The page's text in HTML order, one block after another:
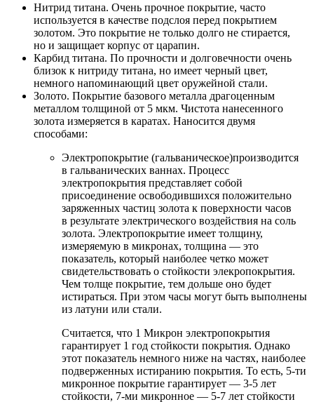
Нитрид титана. Очень прочное покрытие, часто
используется в качестве подслоя перед покрытием
золотом. Это покрытие не только долго не стирается,
но и защищает корпус от царапин.
Карбид титана. По прочности и долговечности очень
близок к нитриду титана, но имеет черный цвет,
немного напоминающий цвет оружейной стали.
Золото. Покрытие базового металла драгоценным
металлом толщиной от 5 мкм. Чистота нанесенного
золота измеряется в каратах. Наносится двумя
способами:
Электропокрытие (гальваническое)производится
в гальванических ваннах. Процесс
электропокрытия представляет собой
присоединение освободившихся положительно
заряженных частиц золота к поверхности часов
в результате электрического воздействия на соль
золота. Электропокрытие имеет толщину,
измеряемую в микронах, толщина — это
показатель, который наиболее четко может
свидетельствовать о стойкости элекропокрытия.
Чем толще покрытие, тем дольше оно будет
истираться. При этом часы могут быть выполнены
из латуни или стали.
Считается, что 1 Микрон электропокрытия
гарантирует 1 год стойкости покрытия. Однако
этот показатель немного ниже на частях, наиболее
подверженных истиранию покрытия. То есть, 5-ти
микронное покрытие гарантирует — 3-5 лет
стойкости, 7-ми микронное — 5-7 лет стойкости